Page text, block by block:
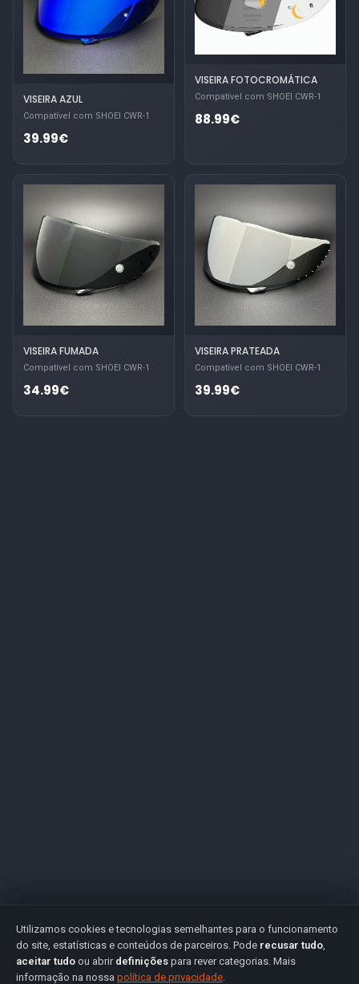
VISEIRA AZUL
Compatível com SHOEI CWR-1
39.99€
VISEIRA FOTOCROMÁTICA
Compatível com SHOEI CWR-1
88.99€
VISEIRA FUMADA
Compatível com SHOEI CWR-1
34.99€
VISEIRA PRATEADA
Compatível com SHOEI CWR-1
39.99€
Utilizamos cookies e tecnologias semelhantes para o funcionamento
do site, estatísticas e conteúdos de parceiros. Pode recusar tudo,
aceitar tudo ou abrir definições para rever categorias. Mais
informação na nossa política de privacidade.